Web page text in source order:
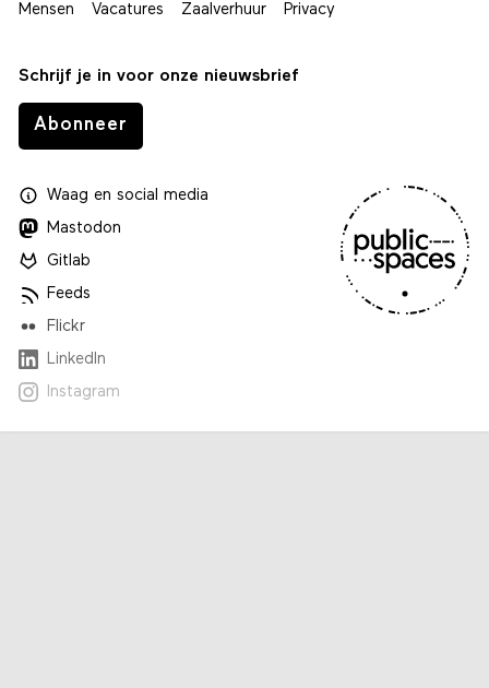
Mensen Vacatures Zaalverhuur Privacy
Schrijf je in voor onze nieuwsbrief
Abonneer
Waagen social media
Mastodon
Gitlab
Feeds
Flickr
LinkedIn
Instagram